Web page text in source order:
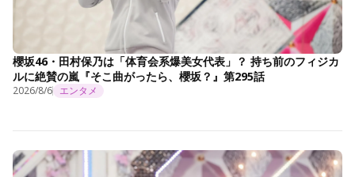
櫻坂46・田村保乃は「体育会系爆美女代表」？ 持ち前のフィジカ
ルに絶賛の嵐『そこ曲がったら、櫻坂？』第295話
2026/8/6 エンタメ